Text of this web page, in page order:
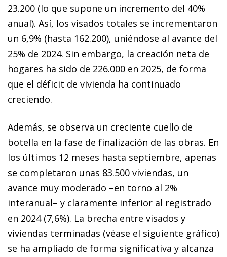
23.200 (lo que supone un incremento del 40%
anual). Así, los visados totales se incrementaron
un 6,9% (hasta 162.200), uniéndose al avance del
25% de 2024. Sin embargo, la creación neta de
hogares ha sido de 226.000 en 2025, de forma
que el déficit de vivienda ha continuado
creciendo.
Además, se observa un creciente cuello de
botella en la fase de finalización de las obras. En
los últimos 12 meses hasta septiembre, apenas
se completaron unas 83.500 viviendas, un
avance muy moderado –en torno al 2%
interanual– y claramente inferior al registrado
en 2024 (7,6%). La brecha entre visados y
viviendas terminadas (véase el siguiente gráfico)
se ha ampliado de forma significativa y alcanza